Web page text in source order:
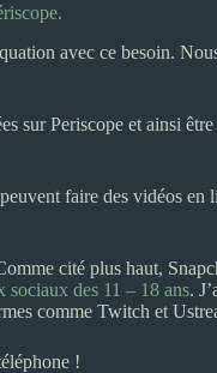
avec ce besoin.
Periscope et ainsi
faire des vidéos
cité plus haut,
sociaux des 11 – 18 ans.
comme Twitch et
!